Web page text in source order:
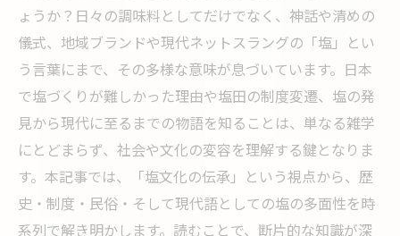
ょうか？日々の調味料としてだけでなく、神話や清めの
儀式、地域ブランドや現代ネットスラングの「塩」とい
う言葉にまで、その多様な意味が息づいています。日本
で塩づくりが難しかった理由や塩田の制度変遷、塩の発
見から現代に至るまでの物語を知ることは、単なる雑学
にとどまらず、社会や文化の変容を理解する鍵となりま
す。本記事では、「塩文化の伝承」という視点から、歴
史・制度・民俗・そして現代語としての塩の多面性を時
系列で解き明かします。読むことで、断片的な知識が深